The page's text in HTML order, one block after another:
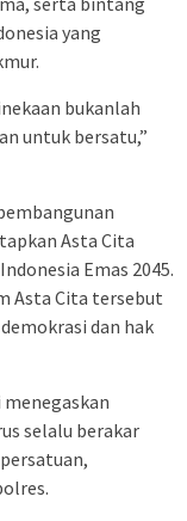
yang
bukanlah
untuk bersatu,”
Asta Cita
Emas 2045.
Asta Cita tersebut
dan hak
selalu berakar